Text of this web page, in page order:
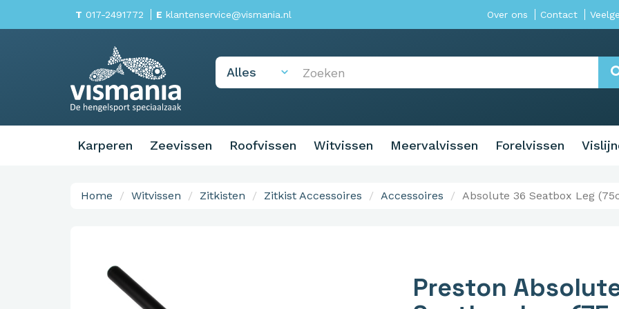
T 017-2491772 E klantenservice@vismania.nl Over ons Contact
Karperen Zeevissen Roofvissen Witvissen Meervalvissen Forelvissen
Home Witvissen Zitkisten Zitkist Accessoires Accessoires Absolute 36 Seatbox Leg
Preston